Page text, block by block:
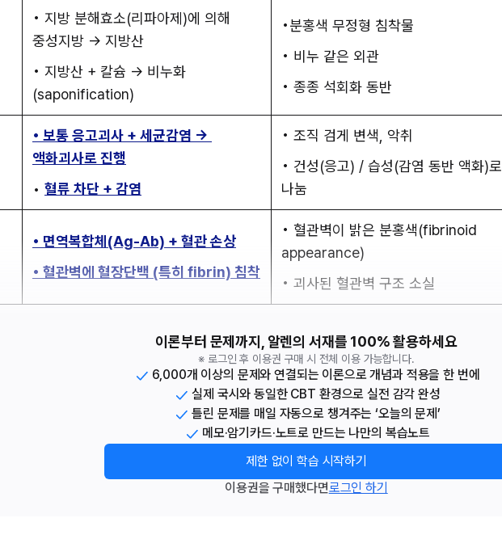
• 지방 분해효소(리파아제)에 의해
중성지방 → 지방산
• 지방산 + 칼슘 → 비누화
(saponification)
•분홍색 무정형 침착물
• 비누 같은 외관
• 종종 석회화 동반
• 보통 응고괴사 + 세균감염 →
액화괴사로 진행
• 혈류 차단 + 감염
• 조직 검게 변색, 악취
• 건성(응고) / 습성(감염 동반 액화)로
나눔
• 면역복합체(Ag-Ab) + 혈관 손상
• 혈관벽에 혈장단백 (특히 fibrin) 침착
• 혈관벽이 밝은 분홍색(fibrinoid
appearance)
• 괴사된 혈관벽 구조 소실
이론부터 문제까지, 알렌의 서재를 100% 활용하세요
※ 로그인 후 이용권 구매 시 전체 이용 가능합니다.
6,000개 이상의 문제와 연결되는 이론으로 개념과 적용을 한 번에
실제 국시와 동일한 CBT 환경으로 실전 감각 완성
틀린 문제를 매일 자동으로 챙겨주는 ‘오늘의 문제’
메모·암기카드·노트로 만드는 나만의 복습노트
제한 없이 학습 시작하기
이용권을 구매했다면로그인 하기